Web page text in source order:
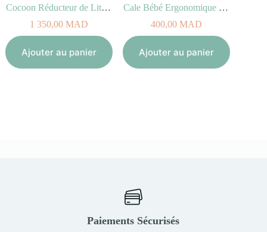
Cocoon Réducteur de Lit Mushrooms
1 350,00MAD
Ajouter au panier
Cale Bébé Ergonomique 2-en-1 (0-3Mois)
400,00MAD
Ajouter au panier
Paiements Sécurisés